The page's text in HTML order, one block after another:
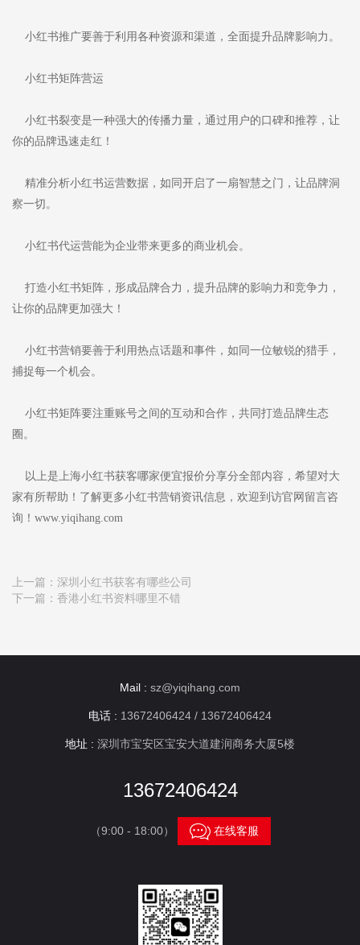
小红书推广要善于利用各种资源和渠道，全面提升品牌影响力。
小红书矩阵营运
小红书裂变是一种强大的传播力量，通过用户的口碑和推荐，让
你的品牌迅速走红！
精准分析小红书运营数据，如同开启了一扇智慧之门，让品牌洞
察一切。
小红书代运营能为企业带来更多的商业机会。
打造小红书矩阵，形成品牌合力，提升品牌的影响力和竞争力，
让你的品牌更加强大！
小红书营销要善于利用热点话题和事件，如同一位敏锐的猎手，
捕捉每一个机会。
小红书矩阵要注重账号之间的互动和合作，共同打造品牌生态
圈。
以上是上海小红书获客哪家便宜报价分享分全部内容，希望对大
家有所帮助！了解更多小红书营销资讯信息，欢迎到访官网留言咨
询！www.yiqihang.com
上一篇： 深圳小红书获客有哪些公司
下一篇： 香港小红书资料哪里不错
Mail : sz@yiqihang.com
电话 : 13672406424 / 13672406424
地址 : 深圳市宝安区宝安大道建润商务大厦5楼
13672406424
（9:00 - 18:00） 在线客服